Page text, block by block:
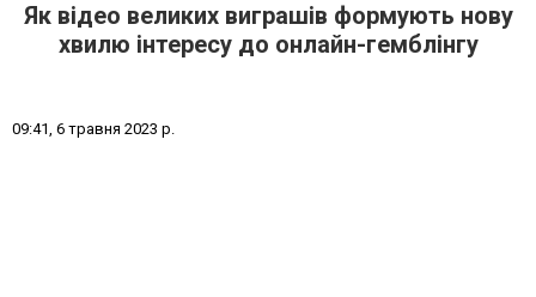
Як відео великих виграшів формують нову
хвилю інтересу до онлайн-гемблінгу
09:41, 6 травня 2023 р.